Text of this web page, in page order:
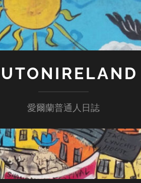
愛爾蘭普通人日誌